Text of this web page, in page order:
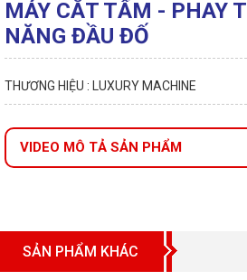
MÁY CẮT TẤM - PHAY
NĂNG ĐẦU ĐỐ
THƯƠNG HIỆU : LUXURY MACHINE
VIDEO MÔ TẢ SẢN PHẨM
SẢN PHẨM KHÁC